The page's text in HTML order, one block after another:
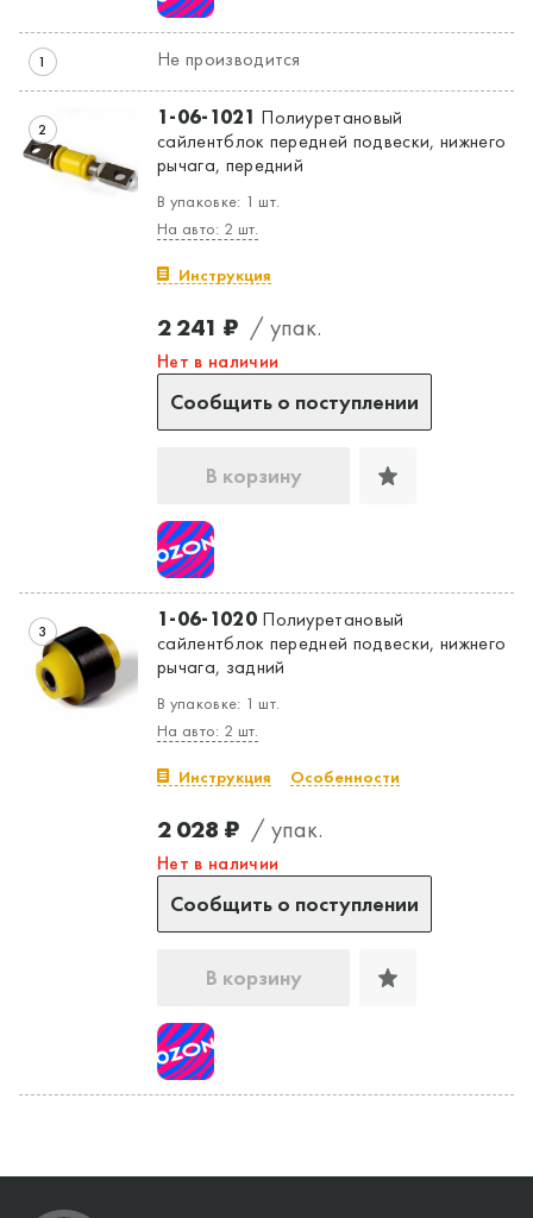
1 Не производится
2 1-06-1021 Полиуретановый
сайлентблок передней подвески, нижнего
рычага, передний
В упаковке: 1 шт.
На авто: 2 шт.
Инструкция
2 241 ₽ / упак.
Нет в наличии
Сообщить о поступлении
В корзину
3 1-06-1020Полиуретановый
сайлентблок передней подвески, нижнего
рычага, задний
В упаковке: 1 шт.
На авто: 2 шт.
Инструкция Особенности
2 028 ₽ / упак.
Нет в наличии
Сообщить о поступлении
В корзину